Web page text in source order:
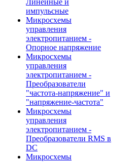
Линейные и
импульсные
Микросхемы
управления
электропитанием -
Опорное напряжение
Микросхемы
управления
электропитанием -
Преобразователи
"частота-напряжение" и
"напряжение-частота"
Микросхемы
управления
электропитанием -
Преобразователи RMS в
DC
Микросхемы